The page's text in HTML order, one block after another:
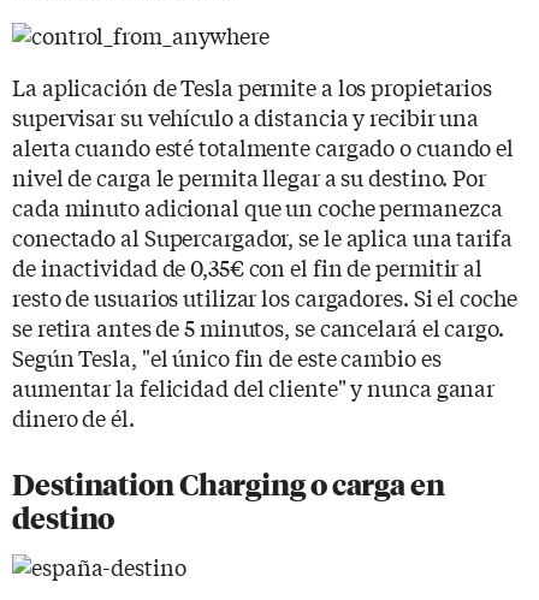
La aplicación de Tesla permite a los propietarios
supervisar su vehículo a distancia y recibir una
alerta cuando esté totalmente cargado o cuando el
nivel de carga le permita llegar a su destino. Por
cada minuto adicional que un coche permanezca
conectado al Supercargador, se le aplica una tarifa
de inactividad de 0,35€ con el fin de permitir al
resto de usuarios utilizar los cargadores. Si el coche
se retira antes de 5 minutos, se cancelará el cargo.
Según Tesla, "el único fin de este cambio es
aumentar la felicidad del cliente" y nunca ganar
dinero de él.
Destination Charging o carga en
destino